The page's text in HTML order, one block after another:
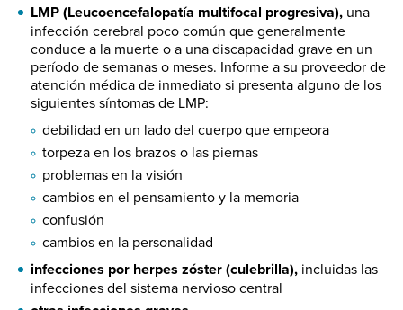
LMP (Leucoencefalopatía multifocal progresiva), una
infección cerebral poco común que generalmente
conduce a la muerte o a una discapacidad grave en un
período de semanas o meses. Informe a su proveedor de
atención médica de inmediato si presenta alguno de los
siguientes síntomas de LMP:
debilidad en un lado del cuerpo que empeora
torpeza en los brazos o las piernas
problemas en la visión
cambios en el pensamiento y la memoria
confusión
cambios en la personalidad
infecciones por herpes zóster (culebrilla), incluidas las
infecciones del sistema nervioso central